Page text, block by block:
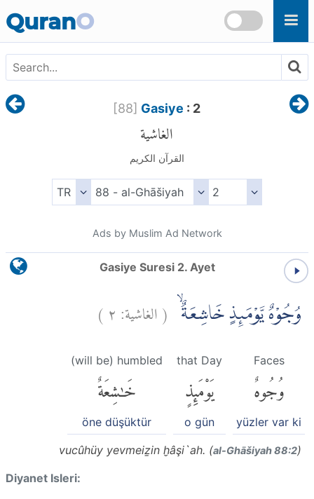
QuranO
[88] Gasiye : 2
الغاشية
القرآن الكريم
Ads by Muslim Ad Network
Gasiye Suresi 2. Ayet
وُجُوْهٌ يَّوْمَىِٕذٍ خَاشِعَةٌ ۙ (الغاشية:٢)
Faces
وُجُوهٌ
yüzler var ki
that Day
يَوْمَئِذٍ
o gün
(will be) humbled
خَٰشِعَةٌ
öne düşüktür
vucûhüy yevmeiẕin ḫâşi`ah. (al-Ghāšiyah 88:2)
Diyanet Isleri: